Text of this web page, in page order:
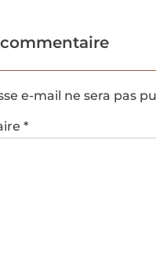
e-mail ne sera pas
*